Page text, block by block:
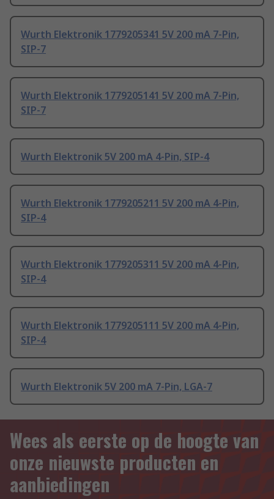
Wurth Elektronik 1779205341 5V 200 mA 7-Pin,
SIP-7
Wurth Elektronik 1779205141 5V 200 mA 7-Pin,
SIP-7
Wurth Elektronik 5V 200 mA 4-Pin, SIP-4
Wurth Elektronik 1779205211 5V 200 mA 4-Pin,
SIP-4
Wurth Elektronik 1779205311 5V 200 mA 4-Pin,
SIP-4
Wurth Elektronik 1779205111 5V 200 mA 4-Pin,
SIP-4
Wurth Elektronik 5V 200 mA 7-Pin, LGA-7
Wees als eerste op de hoogte van
onze nieuwste producten en
aanbiedingen